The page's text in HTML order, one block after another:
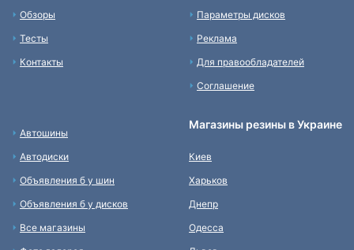
Обзоры
Тесты
Контакты
Параметры дисков
Реклама
Для правообладателей
Соглашение
Автошины
Автодиски
Объявления б у шин
Объявления б у дисков
Все магазины
Магазины резины в Украине
Киев
Харьков
Днепр
Одесса